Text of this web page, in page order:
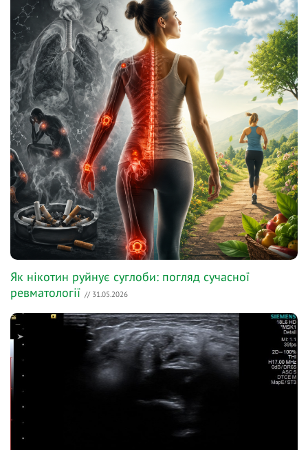
Як нікотин руйнує суглоби: погляд сучасної
ревматології // 31.05.2026